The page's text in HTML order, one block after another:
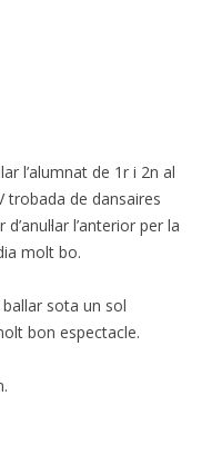
l’alumnat de 1r i 2n al
trobada de dansaires
l’anterior per la
molt bo.
sota un sol
bon espectacle.